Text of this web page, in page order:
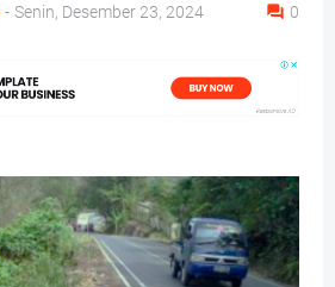
- Senin, Desember 23, 2024 0